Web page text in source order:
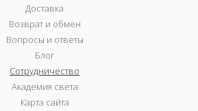
Доставка
Возврат и обмен
Вопросы и ответы
Блог
Сотрудничество
Академия света
Карта сайта